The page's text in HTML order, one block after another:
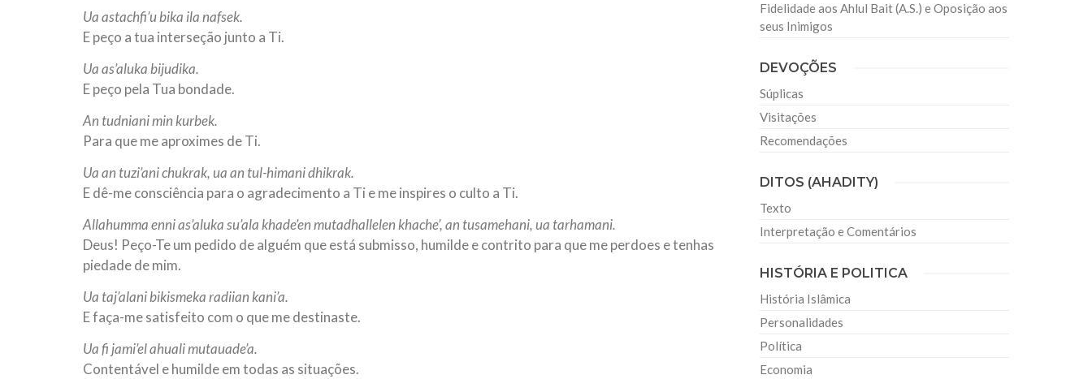
Ua astachfi’u bika ila nafsek.
E peço a tua interseção junto a Ti.
Ua as’aluka bijudika.
E peço pela Tua bondade.
An tudniani min kurbek.
Para que me aproximes de Ti.
Ua an tuzi’ani chukrak, ua an tul-himani dhikrak.
E dê-me consciência para o agradecimento a Ti e me inspires o culto a Ti.
Allahumma enni as’aluka su’ala khade’en mutadhallelen khache’, an tusamehani, ua tarhamani.
Deus! Peço-Te um pedido de alguém que está submisso, humilde e contrito para que me perdoes e tenhas
piedade de mim.
Ua taj’alani bikismeka radiian kani’a.
E faça-me satisfeito com o que me destinaste.
Ua fi jami’el ahuali mutauade’a.
Contentável e humilde em todas as situações.
Fidelidade aos Ahlul Bait (A.S.) e Oposição aos
seus Inimigos
DEVOÇÕES
Súplicas
Visitações
Recomendações
DITOS (AHADITY)
Texto
Interpretação e Comentários
HISTÓRIA E POLITICA
História Islâmica
Personalidades
Política
Economia